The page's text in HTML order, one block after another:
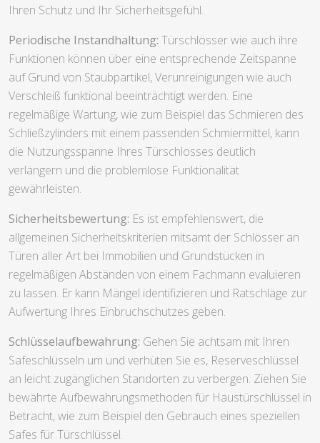
Ihren Schutz und Ihr Sicherheitsgefühl.
Periodische Instandhaltung: Türschlösser wie auch ihre
Funktionen können über eine entsprechende Zeitspanne
auf Grund von Staubpartikel, Verunreinigungen wie auch
Verschleiß funktional beeinträchtigt werden. Eine
regelmäßige Wartung, wie zum Beispiel das Schmieren des
Schließzylinders mit einem passenden Schmiermittel, kann
die Nutzungsspanne Ihres Türschlosses deutlich
verlängern und die problemlose Funktionalität
gewährleisten.
Sicherheitsbewertung: Es ist empfehlenswert, die
allgemeinen Sicherheitskriterien mitsamt der Schlösser an
Türen aller Art bei Immobilien und Grundstücken in
regelmäßigen Abständen von einem Fachmann evaluieren
zu lassen. Er kann Mängel identifizieren und Ratschläge zur
Aufwertung Ihres Einbruchschutzes geben.
Schlüsselaufbewahrung: Gehen Sie achtsam mit Ihren
Safeschlüsseln um und verhüten Sie es, Reserveschlüssel
an leicht zugänglichen Standorten zu verbergen. Ziehen Sie
bewährte Aufbewahrungsmethoden für Haustürschlüssel in
Betracht, wie zum Beispiel den Gebrauch eines speziellen
Safes für Türschlüssel.